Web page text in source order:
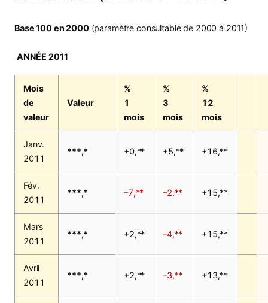
Base 100 en 2000 (paramètre consultable de 2000 à 2011)
ANNÉE 2011
Mois
de
valeur
Valeur
%
1
mois
%
3
mois
%
12
mois
Janv.
2011
***,* +0,** +5,** +16,**
Fév.
2011
***,* –7,** –2,** +15,**
Mars
2011
***,* +2,** –4,** +15,**
Avril
2011
***,* +2,** –3,** +13,**